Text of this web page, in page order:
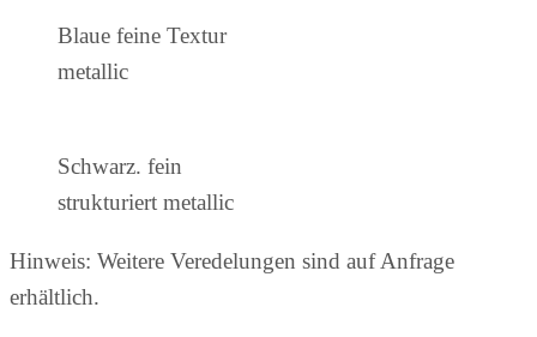
Blaue feine Textur
metallic
Schwarz. fein
strukturiert metallic
Hinweis: Weitere Veredelungen sind auf Anfrage
erhältlich.